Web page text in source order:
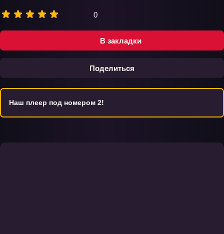
В закладки
Поделиться
0
Наш плеер под номером 2!